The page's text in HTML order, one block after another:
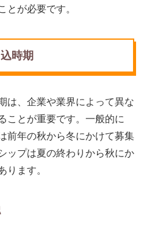
とが必要です。
時期
は、企業や業界によって異な
ことが重要です。一般的に
前年の秋から冬にかけて募集
ップは夏の終わりから秋にか
ります。